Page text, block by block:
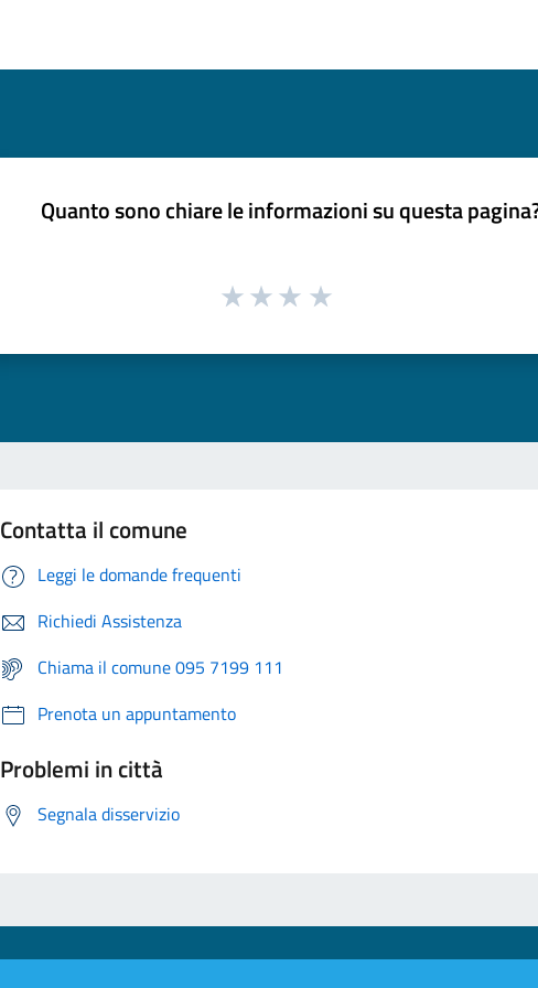
Quanto sono chiare le informazioni su questa
Contatta il comune
Leggi le domande frequenti
Richiedi Assistenza
Chiama il comune 095 7199 111
Prenota un appuntamento
Problemi in città
Segnala disservizio